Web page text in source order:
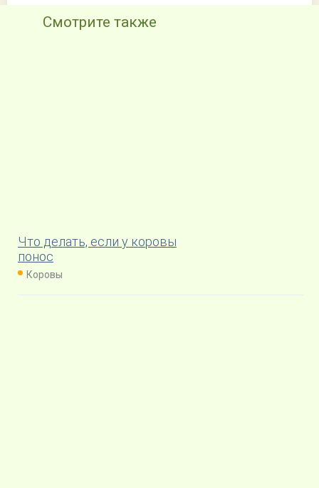
Смотрите также
Что делать, если у коровы
понос
Коровы